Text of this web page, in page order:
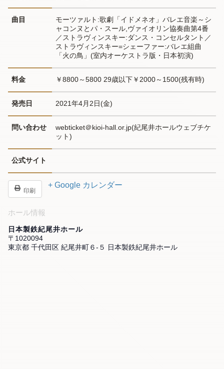
曲目
モーツァルト:歌劇「イドメネオ」バレエ音楽～シ
ャコンヌとパ・スール,ヴァイオリン協奏曲第4番
／ストラヴィンスキー:ダンス・コンセルタント／
ストラヴィンスキー=シェーファー:バレエ組曲
「火の鳥」(室内オーケストラ版・日本初演)
料金 ￥8800～5800 29歳以下￥2000～1500(残有時)
発売日 2021年4月2日(金)
問い合わせ
webticket＠kioi-hall.or.jp(紀尾井ホールウェブチケ
ット)
公式サイト
印刷
+ Google カレンダー
ホール情報
日本製鉄紀尾井ホール
〒1020094
東京都 千代田区 紀尾井町６-５ 日本製鉄紀尾井ホール